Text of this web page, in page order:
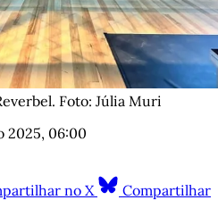
Foto: Júlia Muri
2025, 06:00
no X
Compartilhar